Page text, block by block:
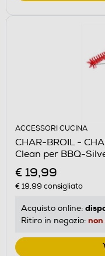
ACCESSORI CUCINA
CHAR-BROIL -
Clean per BBQ-
€ 19,99
€ 19,99 consigliato
Acquisto online:
Ritiro in negozio: